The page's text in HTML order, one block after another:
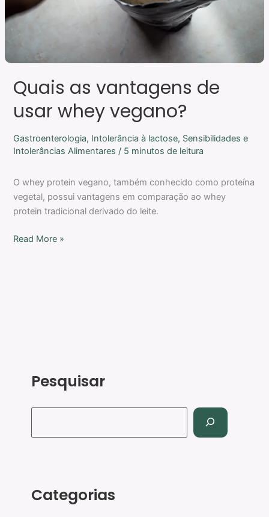
Quais as vantagens de
usar whey vegano?
Gastroenterologia, Intolerância à lactose, Sensibilidades e
Intolerâncias Alimentares / 5 minutos de leitura
O whey protein vegano, também conhecido como proteína
vegetal, possui vantagens em comparação ao whey
protein tradicional derivado do leite.
Read More »
Pesquisar
Categorias